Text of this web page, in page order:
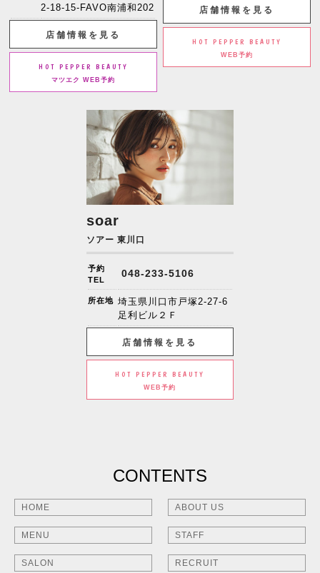
2-18-15-FAVO南浦和202
店舗情報を見る
HOT PEPPER BEAUTY
マツエク WEB予約
店舗情報を見る
HOT PEPPER BEAUTY
WEB予約
soar
ソアー 東川口
予約
TEL
048-233-5106
所在地 埼玉県川口市戸塚2-27-6
足利ビル２Ｆ
店舗情報を見る
HOT PEPPER BEAUTY
WEB予約
CONTENTS
HOME ABOUT US
MENU STAFF
SALON RECRUIT